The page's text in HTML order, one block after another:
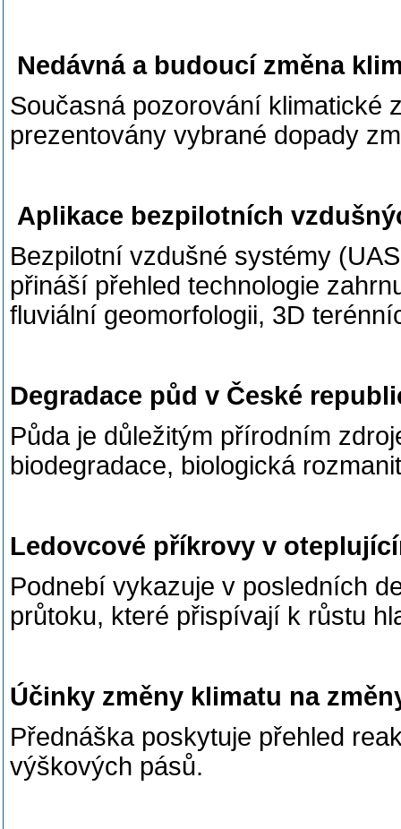
Nedávná a budoucí změna
Současná pozorování klimatické
prezentovány vybrané dopady
Aplikace bezpilotních
Bezpilotní vzdušné systémy
přináší přehled technologie
fluviální geomorfologii, 3D
Degradace půd v České
Půda je důležitým přírodním
biodegradace, biologická
Ledovcové příkrovy v
Podnebí vykazuje v posledních
průtoku, které přispívají k růstu
Účinky změny klimatu na
Přednáška poskytuje přehled
výškových pásů.